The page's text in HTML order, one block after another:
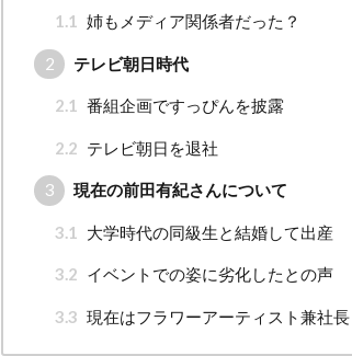
1.1 姉もメディア関係者だった？
2 テレビ朝日時代
2.1 番組企画ですっぴんを披露
2.2 テレビ朝日を退社
3 現在の前田有紀さんについて
3.1 大学時代の同級生と結婚して出産
3.2 イベントでの姿に劣化したとの声
3.3 現在はフラワーアーティスト兼社長